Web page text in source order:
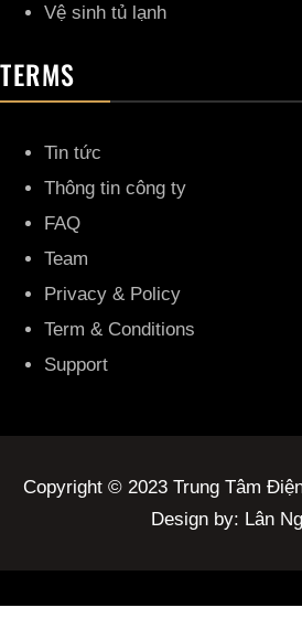
Vệ sinh tủ lạnh
TERMS
Tin tức
Thông tin công ty
FAQ
Team
Privacy & Policy
Term & Conditions
Support
Copyright © 2023 Trung Tâm
Design by: Lân